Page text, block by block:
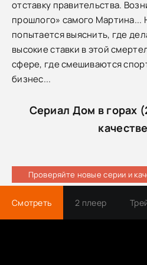
отставку правительства.
прошлого» самого Мартина...
попытается выяснить, где
высокие ставки в этой
сфере, где смешиваются
бизнес...
Сериал Дом в горах
Проверяйте новые серии и
Смотреть 2 плеер